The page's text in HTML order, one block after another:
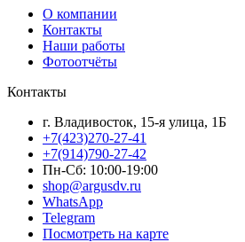
О компании
Контакты
Наши работы
Фотоотчёты
Контакты
г. Владивосток, 15-я улица, 1Б
+7(423)270-27-41
+7(914)790-27-42
Пн-Сб: 10:00-19:00
shop@argusdv.ru
WhatsApp
Telegram
Посмотреть на карте